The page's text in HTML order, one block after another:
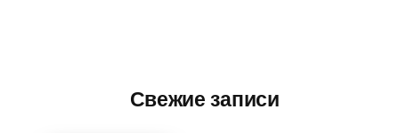
Свежие записи